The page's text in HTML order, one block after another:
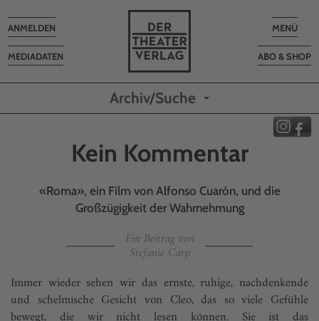
Toggle
MENÜ
ABO & SHOP
MEDIADATEN
Toggle
navigation
ANMELDEN
Archiv/Suche
Kein Kommentar
«Roma», ein Film von Alfonso Cuarón, und die
Großzügigkeit der Wahrnehmung
Ein Beitrag von
Stefanie Carp
Immer wieder sehen wir das ernste, ruhige, nachdenkende
und schelmische Gesicht von Cleo, das so viele Gefühle